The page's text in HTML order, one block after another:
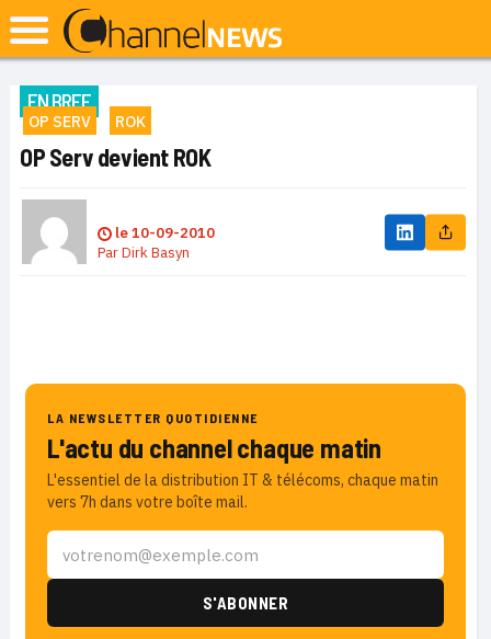
EN BREF
OP SERV ROK
OP Serv devient ROK
le10-09-2010
ParDirk Basyn
LA NEWSLETTER QUOTIDIENNE
L'actu du channel chaque matin
L'essentiel de la distribution IT & télécoms, chaque matin
vers 7h dans votre boîte mail.